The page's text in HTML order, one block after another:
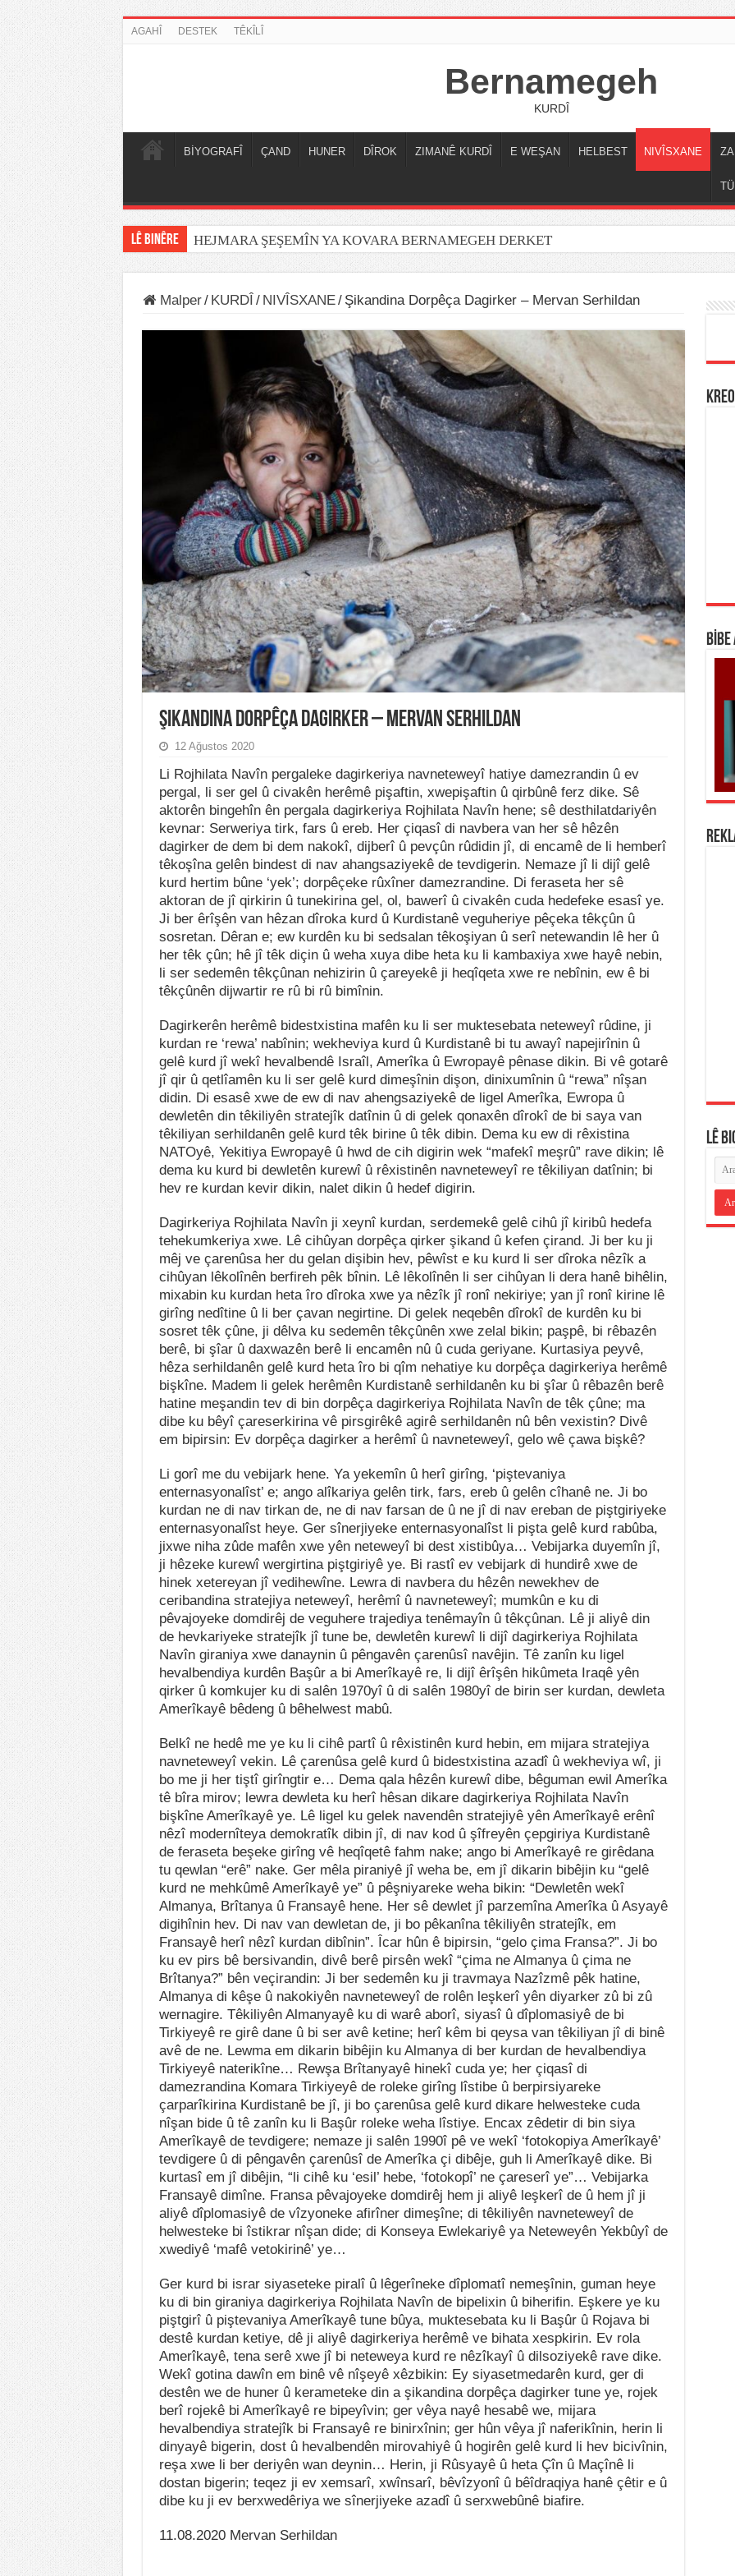
AGAHÎ DESTEK TÊKÎLÎ
Bernamegeh
KURDÎ
BİYOGRAFÎ ÇAND HUNER DÎROK ZIMANÊ KURDÎ E WEŞAN HELBEST NIVÎSXANE
LÊ BINÊRE HEJMARA ŞEŞEMÎN YA KOVARA BERNAMEGEH DERKET
Malper/ KURDÎ / NIVÎSXANE/ Şikandina Dorpêça Dagirker – Mervan Serhildan
Şikandina Dorpêça Dagirker – Mervan Serhildan
12 Ağustos 2020
Li Rojhilata Navîn pergaleke dagirkeriya navneteweyî hatiye damezrandin û ev
pergal, li ser gel û civakên herêmê pişaftin, xwepişaftin û qirbûnê ferz dike. Sê
aktorên bingehîn ên pergala dagirkeriya Rojhilata Navîn hene; sê desthilatdariyên
kevnar: Serweriya tirk, fars û ereb. Her çiqasî di navbera van her sê hêzên
dagirker de dem bi dem nakokî, dijberî û pevçûn rûdidin jî, di encamê de li hemberî
têkoşîna gelên bindest di nav ahangsaziyekê de tevdigerin. Nemaze jî li dijî gelê
kurd hertim bûne ‘yek’; dorpêçeke rûxîner damezrandine. Di feraseta her sê
aktoran de jî qirkirin û tunekirina gel, ol, bawerî û civakên cuda hedefeke esasî ye.
Ji ber êrîşên van hêzan dîroka kurd û Kurdistanê veguheriye pêçeka têkçûn û
sosretan. Dêran e; ew kurdên ku bi sedsalan têkoşiyan û serî netewandin lê her û
her têk çûn; hê jî têk diçin û weha xuya dibe heta ku li kambaxiya xwe hayê nebin,
li ser sedemên têkçûnan nehizirin û çareyekê ji heqîqeta xwe re nebînin, ew ê bi
têkçûnên dijwartir re rû bi rû bimînin.
Dagirkerên herêmê bidestxistina mafên ku li ser muktesebata neteweyî rûdine, ji
kurdan re ‘rewa’ nabînin; wekheviya kurd û Kurdistanê bi tu awayî napejirînin û
gelê kurd jî wekî hevalbendê Israîl, Amerîka û Ewropayê pênase dikin. Bi vê gotarê
jî qir û qetlîamên ku li ser gelê kurd dimeşînin dişon, dinixumînin û “rewa” nîşan
didin. Di esasê xwe de ew di nav ahengsaziyekê de ligel Amerîka, Ewropa û
dewletên din têkiliyên stratejîk datînin û di gelek qonaxên dîrokî de bi saya van
têkiliyan serhildanên gelê kurd têk birine û têk dibin. Dema ku ew di rêxistina
NATOyê, Yekitiya Ewropayê û hwd de cih digirin wek “mafekî meşrû” rave dikin; lê
dema ku kurd bi dewletên kurewî û rêxistinên navneteweyî re têkiliyan datînin; bi
hev re kurdan kevir dikin, nalet dikin û hedef digirin.
Dagirkeriya Rojhilata Navîn ji xeynî kurdan, serdemekê gelê cihû jî kiribû hedefa
tehekumkeriya xwe. Lê cihûyan dorpêça qirker şikand û kefen çirand. Ji ber ku ji
mêj ve çarenûsa her du gelan dişibin hev, pêwîst e ku kurd li ser dîroka nêzîk a
cihûyan lêkolînên berfireh pêk bînin. Lê lêkolînên li ser cihûyan li dera hanê bihêlin,
mixabin ku kurdan heta îro dîroka xwe ya nêzîk jî ronî nekiriye; yan jî ronî kirine lê
girîng nedîtine û li ber çavan negirtine. Di gelek neqebên dîrokî de kurdên ku bi
sosret têk çûne, ji dêlva ku sedemên têkçûnên xwe zelal bikin; paşpê, bi rêbazên
berê, bi şîar û daxwazên berê li encamên nû û cuda geriyane. Kurtasiya peyvê,
hêza serhildanên gelê kurd heta îro bi qîm nehatiye ku dorpêça dagirkeriya herêmê
bişkîne. Madem li gelek herêmên Kurdistanê serhildanên ku bi şîar û rêbazên berê
hatine meşandin tev di bin dorpêça dagirkeriya Rojhilata Navîn de têk çûne; ma
dibe ku bêyî çareserkirina vê pirsgirêkê agirê serhildanên nû bên vexistin? Divê
em bipirsin: Ev dorpêça dagirker a herêmî û navneteweyî, gelo wê çawa bişkê?
Li gorî me du vebijark hene. Ya yekemîn û herî girîng, ‘piştevaniya
enternasyonalîst’ e; ango alîkariya gelên tirk, fars, ereb û gelên cîhanê ne. Ji bo
kurdan ne di nav tirkan de, ne di nav farsan de û ne jî di nav ereban de piştgiriyeke
enternasyonalîst heye. Ger sînerjiyeke enternasyonalîst li pişta gelê kurd rabûba,
jixwe niha zûde mafên xwe yên neteweyî bi dest xistibûya… Vebijarka duyemîn jî,
ji hêzeke kurewî wergirtina piştgiriyê ye. Bi rastî ev vebijark di hundirê xwe de
hinek xetereyan jî vedihewîne. Lewra di navbera du hêzên newekhev de
ceribandina stratejiya neteweyî, herêmî û navneteweyî; mumkûn e ku di
pêvajoyeke domdirêj de veguhere trajediya tenêmayîn û têkçûnan. Lê ji aliyê din
de hevkariyeke stratejîk jî tune be, dewletên kurewî li dijî dagirkeriya Rojhilata
Navîn giraniya xwe danaynin û pêngavên çarenûsî navêjin. Tê zanîn ku ligel
hevalbendiya kurdên Başûr a bi Amerîkayê re, li dijî êrîşên hikûmeta Iraqê yên
qirker û komkujer ku di salên 1970yî û di salên 1980yî de birin ser kurdan, dewleta
Amerîkayê bêdeng û bêhelwest mabû.
Belkî ne hedê me ye ku li cihê partî û rêxistinên kurd hebin, em mijara stratejiya
navneteweyî vekin. Lê çarenûsa gelê kurd û bidestxistina azadî û wekheviya wî, ji
bo me ji her tiştî girîngtir e… Dema qala hêzên kurewî dibe, bêguman ewil Amerîka
tê bîra mirov; lewra dewleta ku herî hêsan dikare dagirkeriya Rojhilata Navîn
bişkîne Amerîkayê ye. Lê ligel ku gelek navendên stratejiyê yên Amerîkayê erênî
nêzî modernîteya demokratîk dibin jî, di nav kod û şîfreyên çepgiriya Kurdistanê
de feraseta beşeke girîng vê heqîqetê fahm nake; ango bi Amerîkayê re girêdana
tu qewlan “erê” nake. Ger mêla piraniyê jî weha be, em jî dikarin bibêjin ku “gelê
kurd ne mehkûmê Amerîkayê ye” û pêşniyareke weha bikin: “Dewletên wekî
Almanya, Brîtanya û Fransayê hene. Her sê dewlet jî parzemîna Amerîka û Asyayê
digihînin hev. Di nav van dewletan de, ji bo pêkanîna têkiliyên stratejîk, em
Fransayê herî nêzî kurdan dibînin”. Îcar hûn ê bipirsin, “gelo çima Fransa?”. Ji bo
ku ev pirs bê bersivandin, divê berê pirsên wekî “çima ne Almanya û çima ne
Brîtanya?” bên veçirandin: Ji ber sedemên ku ji travmaya Nazîzmê pêk hatine,
Almanya di kêşe û nakokiyên navneteweyî de rolên leşkerî yên diyarker zû bi zû
wernagire. Têkiliyên Almanyayê ku di warê aborî, siyasî û dîplomasiyê de bi
Tirkiyeyê re girê dane û bi ser avê ketine; herî kêm bi qeysa van têkiliyan jî di binê
avê de ne. Lewma em dikarin bibêjin ku Almanya di ber kurdan de hevalbendiya
Tirkiyeyê naterikîne… Rewşa Brîtanyayê hinekî cuda ye; her çiqasî di
damezrandina Komara Tirkiyeyê de roleke girîng lîstibe û berpirsiyareke
çarparîkirina Kurdistanê be jî, ji bo çarenûsa gelê kurd dikare helwesteke cuda
nîşan bide û tê zanîn ku li Başûr roleke weha lîstiye. Encax zêdetir di bin siya
Amerîkayê de tevdigere; nemaze ji salên 1990î pê ve wekî ‘fotokopiya Amerîkayê’
tevdigere û di pêngavên çarenûsî de Amerîka çi dibêje, guh li Amerîkayê dike. Bi
kurtasî em jî dibêjin, “li cihê ku ‘esil’ hebe, ‘fotokopî’ ne çareserî ye”… Vebijarka
Fransayê dimîne. Fransa pêvajoyeke domdirêj hem ji aliyê leşkerî de û hem jî ji
aliyê dîplomasiyê de vîzyoneke afirîner dimeşîne; di têkiliyên navneteweyî de
helwesteke bi îstikrar nîşan dide; di Konseya Ewlekariyê ya Neteweyên Yekbûyî de
xwediyê ‘mafê vetokirinê’ ye…
Ger kurd bi israr siyaseteke piralî û lêgerîneke dîplomatî nemeşînin, guman heye
ku di bin giraniya dagirkeriya Rojhilata Navîn de bipelixin û biherifin. Eşkere ye ku
piştgirî û piştevaniya Amerîkayê tune bûya, muktesebata ku li Başûr û Rojava bi
destê kurdan ketiye, dê ji aliyê dagirkeriya herêmê ve bihata xespkirin. Ev rola
Amerîkayê, tena serê xwe jî bi neteweya kurd re nêzîkayî û dilsoziyekê rave dike.
Wekî gotina dawîn em binê vê nîşeyê xêzbikin: Ey siyasetmedarên kurd, ger di
destên we de huner û kerameteke din a şikandina dorpêça dagirker tune ye, rojek
berî rojekê bi Amerîkayê re bipeyîvin; ger vêya nayê hesabê we, mijara
hevalbendiya stratejîk bi Fransayê re binirxînin; ger hûn vêya jî naferikînin, herin li
dinyayê bigerin, dost û hevalbendên mirovahiyê û hogirên gelê kurd li hev bicivînin,
reşa xwe li ber deriyên wan deynin… Herin, ji Rûsyayê û heta Çîn û Maçînê li
dostan bigerin; teqez ji ev xemsarî, xwînsarî, bêvîzyonî û bêîdraqiya hanê çêtir e û
dibe ku ji ev berxwedêriya we sînerjiyeke azadî û serxwebûnê biafire.
11.08.2020 Mervan Serhildan
LÊ